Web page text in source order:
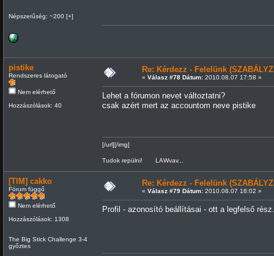
Népszerűség: ~200 [+]
pistike
Rendszeres látogató
Nem elérhető
Hozzászólások: 40
Re: Kérdezz - Felelünk
« Válasz #78 Dátum:2010.08.07 17:58 »
Lehet a fórumon nevet változtatni?
csak azért mert az accountom neve pistike
[/url][/img]
Tudok repülni! LAWvav...
[TIM] cakko
Fórum függő
Nem elérhető
Hozzászólások: 1308
The Big Stick Challenge 3-4
győztes
Re: Kérdezz - Felelünk
« Válasz #79 Dátum:2010.08.07 18:02 »
Profil - azonosító beállításai - ott a legfelső rész.